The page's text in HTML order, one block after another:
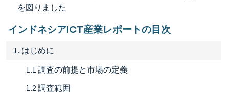
を図りました
インドネシアICT産業レポートの目次
1. はじめに
1.1 調査の前提と市場の定義
1.2 調査範囲